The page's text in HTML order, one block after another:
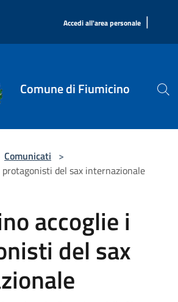
Accedi all'area personale |
Comune di Fiumicino
Comunicati >
del sax internazionale
accoglie i
del sax